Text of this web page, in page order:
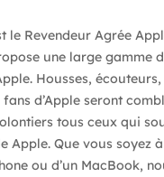
le Revendeur Agrée
une large gamme
Housses, écouteurs,
d’Apple seront
tous ceux qui
Apple. Que vous soyez
ou d’un MacBook,